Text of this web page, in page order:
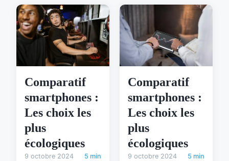
Comparatif
smartphones :
Les choix les
plus
écologiques
9 octobre 2024 5 min
Comparatif
smartphones :
Les choix les
plus
écologiques
9 octobre 2024 5 min